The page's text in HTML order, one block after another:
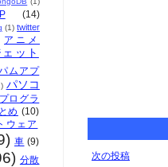
次の投稿
(14)
(1) twitter
アニメ
ット
ムアプ
パソコ
プログラ
め (10)
ウェア
車 (9)
分散